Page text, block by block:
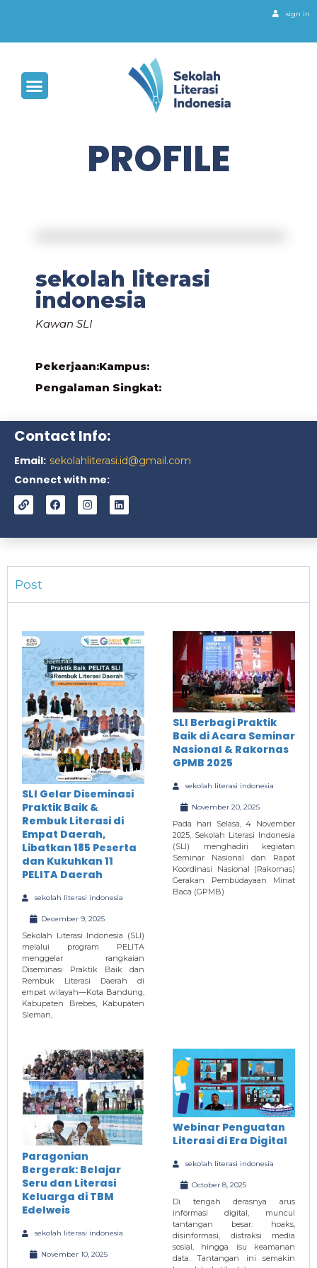
sign in
PROFILE
sekolah literasi
indonesia
Kawan SLI
Pekerjaan:Kampus:
Pengalaman Singkat:
Contact Info:
Email: sekolahliterasi.id@gmail.com
Connect with me:
Post
SLI Gelar Diseminasi
Praktik Baik &
Rembuk Literasi di
Empat Daerah,
Libatkan 185 Peserta
dan Kukuhkan 11
PELITA Daerah
sekolah literasi indonesia
December 9, 2025
Sekolah Literasi Indonesia (SLI)
melalui program PELITA
menggelar rangkaian
Diseminasi Praktik Baik dan
Rembuk Literasi Daerah di
empat wilayah—Kota Bandung,
Kabupaten Brebes, Kabupaten
Sleman,
SLI Berbagi Praktik
Baik di Acara Seminar
Nasional & Rakornas
GPMB 2025
sekolah literasi indonesia
November 20, 2025
Pada hari Selasa, 4 November
2025, Sekolah Literasi Indonesia
(SLI) menghadiri kegiatan
Seminar Nasional dan Rapat
Koordinasi Nasional (Rakornas)
Gerakan Pembudayaan Minat
Baca (GPMB)
Paragonian
Bergerak: Belajar
Seru dan Literasi
Keluarga di TBM
Edelweis
sekolah literasi indonesia
November 10, 2025
Webinar Penguatan
Literasi di Era Digital
sekolah literasi indonesia
October 8, 2025
Di tengah derasnya arus
informasi digital, muncul
tantangan besar: hoaks,
disinformasi, distraksi media
sosial, hingga isu keamanan
data. Tantangan ini semakin